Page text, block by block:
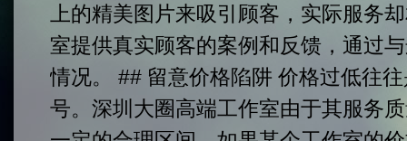
上的精美图片来吸引顾客，实际服务
室提供真实顾客的案例和反馈，通过
情况。 ## 留意价格陷阱 价格过低往
号。深圳大圈高端工作室由于其服务